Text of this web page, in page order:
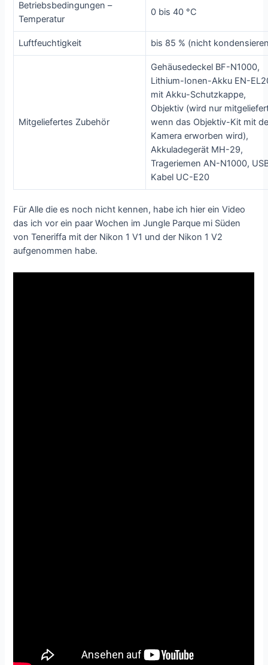
Betriebsbedingungen –
Temperatur
0 bis 40 °C
Luftfeuchtigkeit bis 85 % (nicht
Mitgeliefertes Zubehör
Gehäusedeckel BF-N1000,
Lithium-Ionen-Akku EN-
mit Akku-Schutzkappe,
Objektiv (wird nur
wenn das Objektiv-Kit mit
Kamera erworben wird),
Akkuladegerät MH-29,
Trageriemen AN-N1000,
Kabel UC-E20
Für Alle die es noch nicht kennen, habe ich hier ein Video
das ich vor ein paar Wochen im Jungle Parque mi Süden
von Teneriffa mit der Nikon 1 V1 und der Nikon 1 V2
aufgenommen habe.